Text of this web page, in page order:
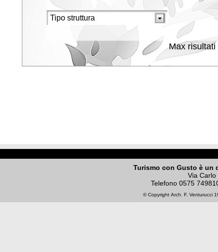
Max risultati
Turismo con Gusto è un
Via
Telefono 0575
© Copyright Arch. F. Venturucci